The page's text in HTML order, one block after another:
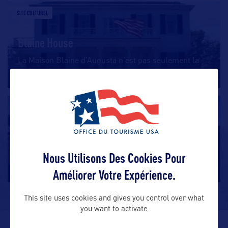
SITE CULTUREL
La Maison Blaine d’Augusta n’est pas seulement la
The Maine Art Museum Trail
L’Etat du Maine est riche en histoire, en patrimoine,
Nous Utilisons Des Cookies Pour
Améliorer Votre Expérience.
This site uses cookies and gives you control over what
you want to activate